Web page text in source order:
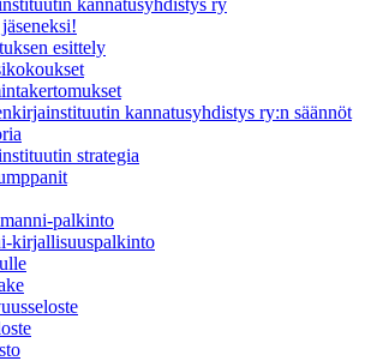
kannatusyhdistys ry
esittely
kannatusyhdistys ry:n säännöt
strategia
palkinto
kirjallisuuspalkinto